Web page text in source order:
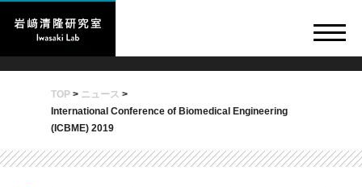
TOP> ニュース >
International Conference of Biomedical Engineering
(ICBME) 2019